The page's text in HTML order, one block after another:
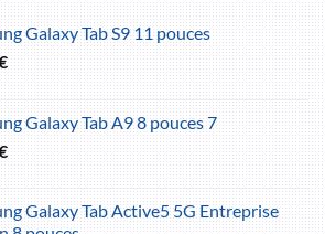
Galaxy Tab S9 11 pouces
Galaxy Tab A9 8 pouces 7
Galaxy Tab Active5 5G Entreprise